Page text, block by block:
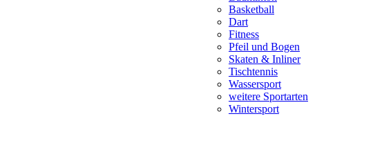
Basketball
Dart
Fitness
Pfeil und Bogen
Skaten & Inliner
Tischtennis
Wassersport
weitere Sportarten
Wintersport